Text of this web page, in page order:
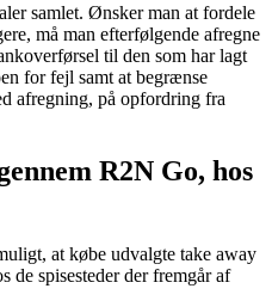
samlet. Ønsker man at fordele
må man efterfølgende afregne
til den som har lagt
for fejl samt at begrænse
afregning, på opfordring fra
R2N Go, hos
at købe udvalgte take away
de spisesteder der fremgår af